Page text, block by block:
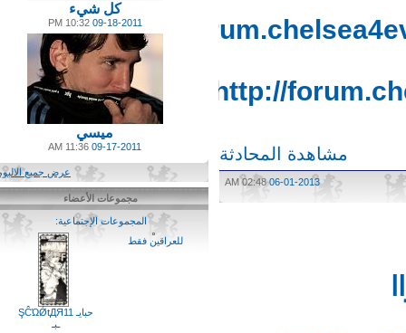
http://
http://
مشاهدة المحادثة
06-01-2013
02:48 AM
كل شيء
09-18-2011
10:32 PM
ميسي
09-17-2011
11:36 AM
عرض جميع الالبومات
مجموعات الأعضاء
(4)
المجموعات الإجتماعية:
للعراقين فقط
حبايـ ŞĈΏǾtДЯ11